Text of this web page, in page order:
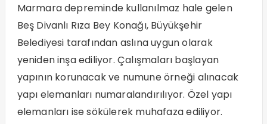
Marmara depreminde kullanılmaz hale gelen
Beş Divanlı Rıza Bey Konağı, Büyükşehir
Belediyesi tarafından aslına uygun olarak
yeniden inşa ediliyor. Çalışmaları başlayan
yapının korunacak ve numune örneği alınacak
yapı elemanları numaralandırılıyor. Özel yapı
elemanları ise sökülerek muhafaza ediliyor.